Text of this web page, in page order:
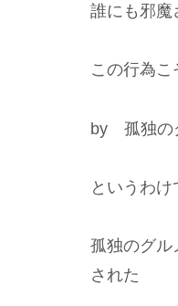
誰にも邪魔
この行為
by 孤独の
というわけ
孤独のグル
された